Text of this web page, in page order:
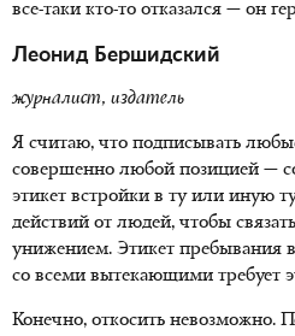
все-таки кто-то отказался — он
Леонид Бершидский
журналист, издатель
Я считаю, что подписывать
совершенно любой позицией —
этикет встройки в ту или иную
действий от людей, чтобы
унижением. Этикет пребывания в
со всеми вытекающими требует
Конечно, откосить невозможно.